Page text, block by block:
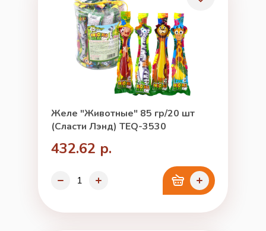
Желе "Животные" 85 гр/20 шт
(Сласти Лэнд) TEQ-3530
432.62 р.